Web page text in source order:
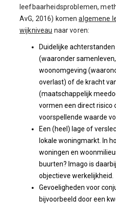
leefbaarheidsproblemen,
AvG, 2016) komenalgemene
wijkniveau naar voren:
Duidelijke
(waaronder
woonomgeving
overlast) of de kracht
(maatschappelijk
vormen een direct risico
voorspellende waarde
Een (heel) lage of
lokale woningmarkt. In
woningen en
buurten? Imago is
objectieve werkelijkheid.
Gevoeligheden voor
bijvoorbeeld door een